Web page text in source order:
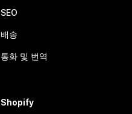
SEO
배송
통화 및 번역
Shopify